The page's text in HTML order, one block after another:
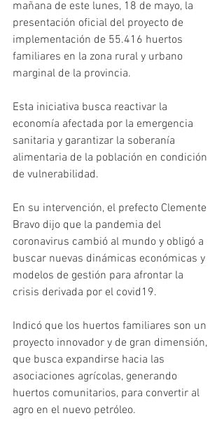
mañana de este lunes, 18 de mayo, la
presentación oficial del proyecto de
implementación de 55.416 huertos
familiares en la zona rural y urbano
marginal de la provincia.
Esta iniciativa busca reactivar la
economía afectada por la emergencia
sanitaria y garantizar la soberanía
alimentaria de la población en condición
de vulnerabilidad.
En su intervención, el prefecto Clemente
Bravo dijo que la pandemia del
coronavirus cambió al mundo y obligó a
buscar nuevas dinámicas económicas y
modelos de gestión para afrontar la
crisis derivada por el covid19.
Indicó que los huertos familiares son un
proyecto innovador y de gran dimensión,
que busca expandirse hacia las
asociaciones agrícolas, generando
huertos comunitarios, para convertir al
agro en el nuevo petróleo.